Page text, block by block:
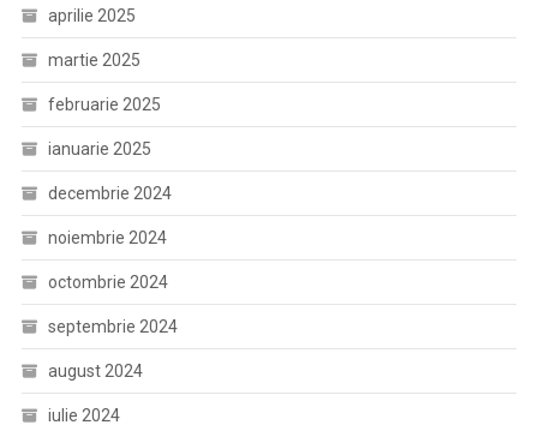
aprilie 2025
martie 2025
februarie 2025
ianuarie 2025
decembrie 2024
noiembrie 2024
octombrie 2024
septembrie 2024
august 2024
iulie 2024